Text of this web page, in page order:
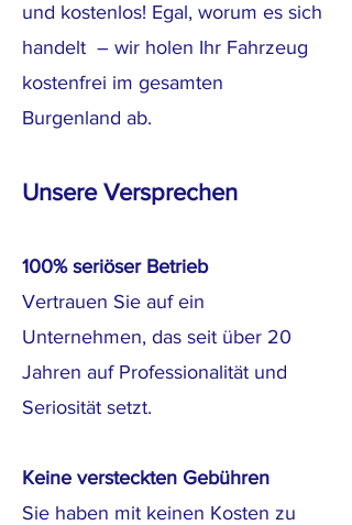
und kostenlos! Egal, worum es sich
handelt – wir holen Ihr Fahrzeug
kostenfrei im gesamten
Burgenland ab.
Unsere Versprechen
100% seriöser Betrieb
Vertrauen Sie auf ein
Unternehmen, das seit über 20
Jahren auf Professionalität und
Seriosität setzt.
Keine versteckten Gebühren
Sie haben mit keinen Kosten zu